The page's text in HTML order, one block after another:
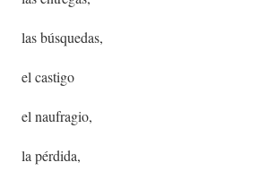
las búsquedas,
el castigo
el naufragio,
la pérdida,